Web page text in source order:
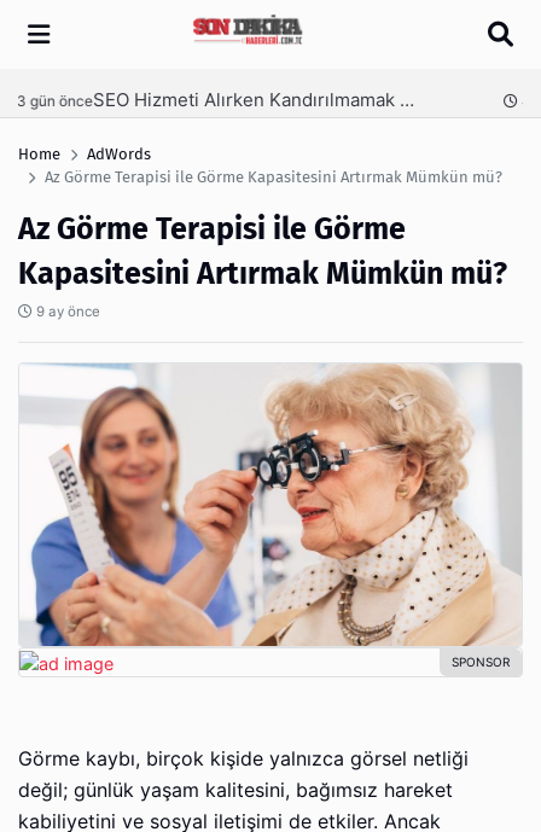
Arama
SEO Hizmeti Alırken Kandırılmamak İçin Bilinmesi Gerekenler 4 gün önce
Home
AdWords
Az Görme Terapisi ile Görme Kapasitesini Artırmak Mümkün mü?
Az Görme Terapisi ile Görme
Kapasitesini Artırmak Mümkün mü?
9 ay önce
Görme kaybı, birçok kişide yalnızca görsel netliği
değil; günlük yaşam kalitesini, bağımsız hareket
kabiliyetini ve sosyal iletişimi de etkiler. Ancak